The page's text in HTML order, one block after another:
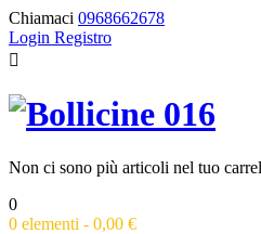
Chiamaci 0968662678
Login Registro

Non ci sono più articoli nel tuo
0
0 elementi - 0,00 €